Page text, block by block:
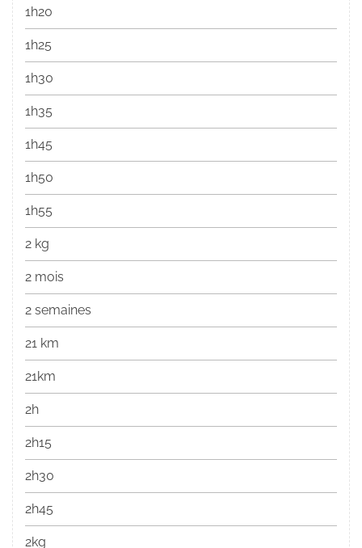
1h20
1h25
1h30
1h35
1h45
1h50
1h55
2 kg
2 mois
2 semaines
21 km
21km
2h
2h15
2h30
2h45
2kg